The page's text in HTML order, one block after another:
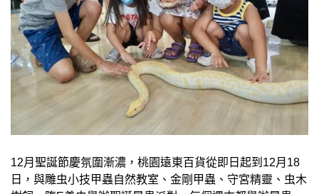
12月聖誕節慶氛圍漸濃，桃園遠東百貨從即日起到12月18
日，與雕虫小技甲蟲自然教室、金剛甲蟲、守宮精靈、虫木